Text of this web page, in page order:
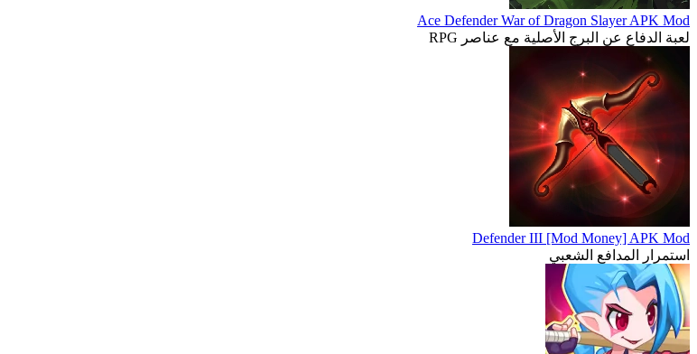
Ace Defender War of Dragon Slayer APK Mod
لعبة الدفاع عن البرج الأصلية مع عناصر RPG
Defender III [Mod Money] APK Mod
استمرار المدافع الشعبي